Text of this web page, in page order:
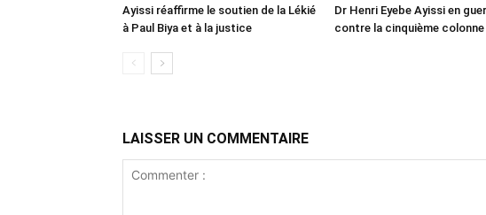
Ayissi réaffirme le soutien de la Lékié
à Paul Biya et à la justice
Dr Henri Eyebe Ayissi en
contre la cinquième colonne
LAISSER UN COMMENTAIRE